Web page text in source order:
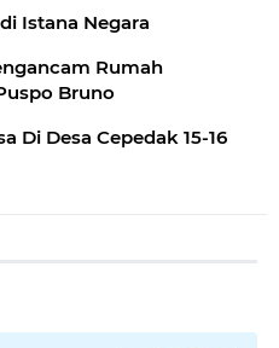
Istana Negara
Rumah
Bruno
Di Desa Cepedak 15-16